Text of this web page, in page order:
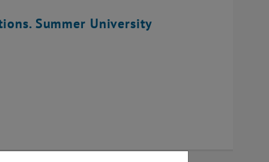
Summer University